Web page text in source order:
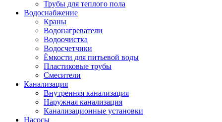
Трубы для теплого пола
Водоснабжение
Краны
Водонагреватели
Водоочистка
Водосчетчики
Ёмкости для питьевой воды
Пластиковые трубы
Смесители
Канализация
Внутренняя канализация
Наружная канализация
Канализационные установки
Насосы